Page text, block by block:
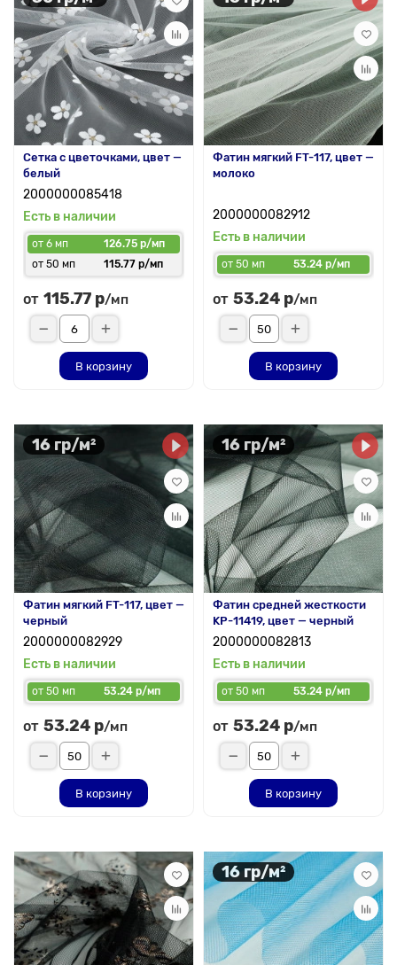
Сетка с цветочками, цвет —
белый
2000000085418
Есть в наличии
от 6 мп
126.75 р/мп
от 50 мп
115.77 р/мп
от 115.77 р/мп
В корзину
Фатин мягкий FT-117, цвет —
молоко
2000000082912
Есть в наличии
от 50 мп 53.24 р/мп
от 53.24 р/мп
В корзину
16 гр/м²
Фатин мягкий FT-117, цвет —
черный
2000000082929
Есть в наличии
от 50 мп 53.24 р/мп
от 53.24 р/мп
В корзину
16 гр/м²
Фатин средней жесткости
KP-11419, цвет — черный
2000000082813
Есть в наличии
от 50 мп 53.24 р/мп
от 53.24 р/мп
В корзину
16 гр/м²